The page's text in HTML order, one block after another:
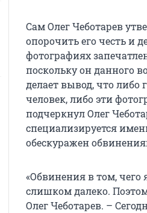
Сам Олег Чеботарев
опорочить его честь и
фотографиях
поскольку он данного
делает вывод, что либо
человек, либо эти
подчеркнул Олег
специализируется
обескуражен
«Обвинения в том,
слишком далеко.
Олег Чеботарев. –